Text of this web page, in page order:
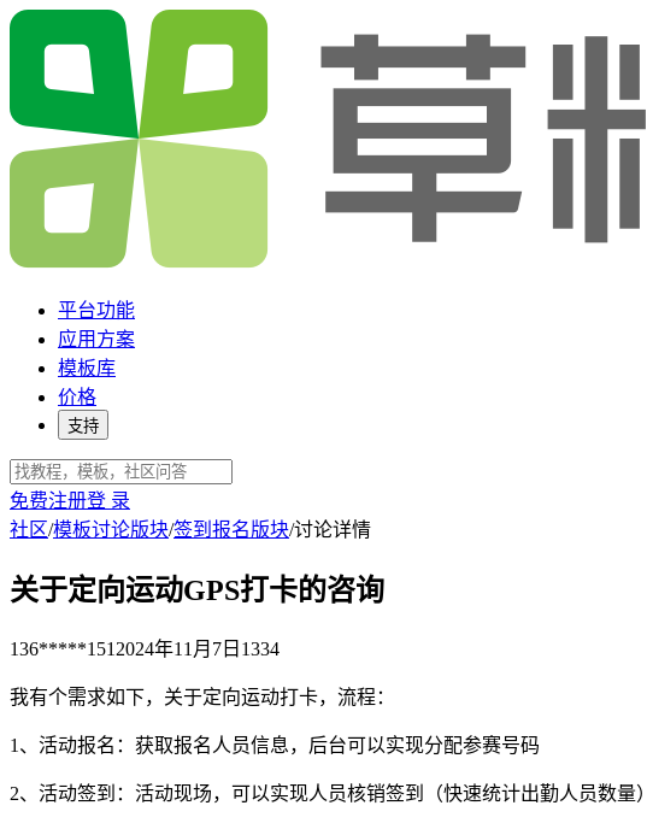
平台功能
应用方案
模板库
价格
支持
免费注册登 录
社区/模板讨论版块/签到报名版块/讨论详情
关于定向运动GPS打卡的咨询
136*****151 2024年11月7日 1334
我有个需求如下，关于定向运动打卡，流程：
1、活动报名：获取报名人员信息，后台可以实现分配参赛号码
2、活动签到：活动现场，可以实现人员核销签到（快速统计出勤人员数量）